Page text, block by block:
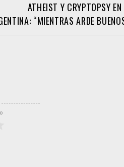
ATHEIST Y CRYPTOPSY
“MIENTRAS ARDE